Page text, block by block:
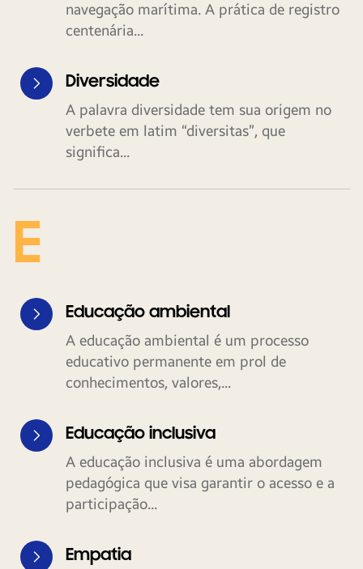
navegação marítima. A prática de registro
centenária...
Diversidade
A palavra diversidade tem sua origem no
verbete em latim “diversitas”, que
significa...
E
Educação ambiental
A educação ambiental é um processo
educativo permanente em prol de
conhecimentos, valores,...
Educação inclusiva
A educação inclusiva é uma abordagem
pedagógica que visa garantir o acesso e a
participação...
Empatia